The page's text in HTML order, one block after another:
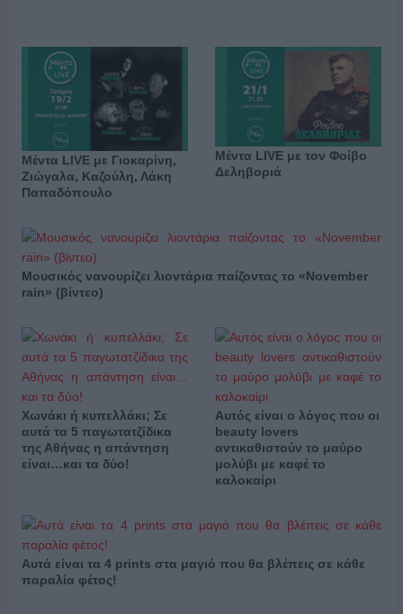
Μέντα LIVE με Γιοκαρίνη,
Ζιώγαλα, Καζούλη, Λάκη
Παπαδόπουλο
Μέντα LIVE με τον Φοίβο
Δεληβοριά
Μουσικός νανουρίζει λιοντάρια παίζοντας το «November
rain» (βίντεο)
Χωνάκι ή κυπελλάκι; Σε
αυτά τα 5 παγωτατζίδικα
της Αθήνας η απάντηση
είναι…και τα δύο!
Αυτός είναι ο λόγος που οι
beauty lovers
αντικαθιστούν το μαύρο
μολύβι με καφέ το
καλοκαίρι
Αυτά είναι τα 4 prints στα μαγιό που θα βλέπεις σε κάθε
παραλία φέτος!